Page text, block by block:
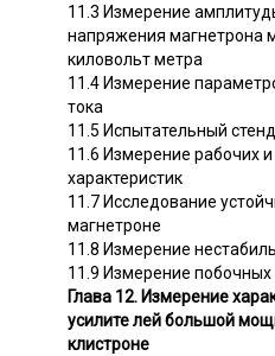
11.3 Измерение
напряжения магнетрона
киловольт метра
11.4 Измерение
тока
11.5 Испытательный стенд
11.6 Измерение рабочих
характеристик
11.7 Исследование
магнетроне
11.8 Измерение
11.9 Измерение побочных
Глава 12. Измерение
усилите лей большой
клистроне